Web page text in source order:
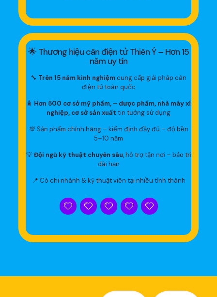
🌟 Thương hiệu cân điện tử Thiên Ý – Hơn 15
năm uy tín
🔧 Trên 15 năm kinh nghiệmcung cấp giải pháp cân
điện tử toàn quốc
🧴 Hơn 500 cơ sở mỹ phẩm, – dược phẩm, nhà máy xí
nghiệp, cơ sở sản xuất tin tưởng sử dụng
💯 Sản phẩm chính hãng – kiểm định đầy đủ – độ bền
5–10 năm
💡Đội ngũ kỹ thuật chuyên sâu, hỗ trợ tận nơi – bảo trì
dài hạn
📍 Có chi nhánh & kỹ thuật viên tại nhiều tỉnh thành